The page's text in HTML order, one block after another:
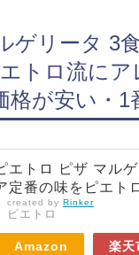
ゲリータ 3
トロ流に
が安い・1
エトロ ピザ マル
定番の味をピエト
created by Rinker
ピエトロ
Amazon 楽天